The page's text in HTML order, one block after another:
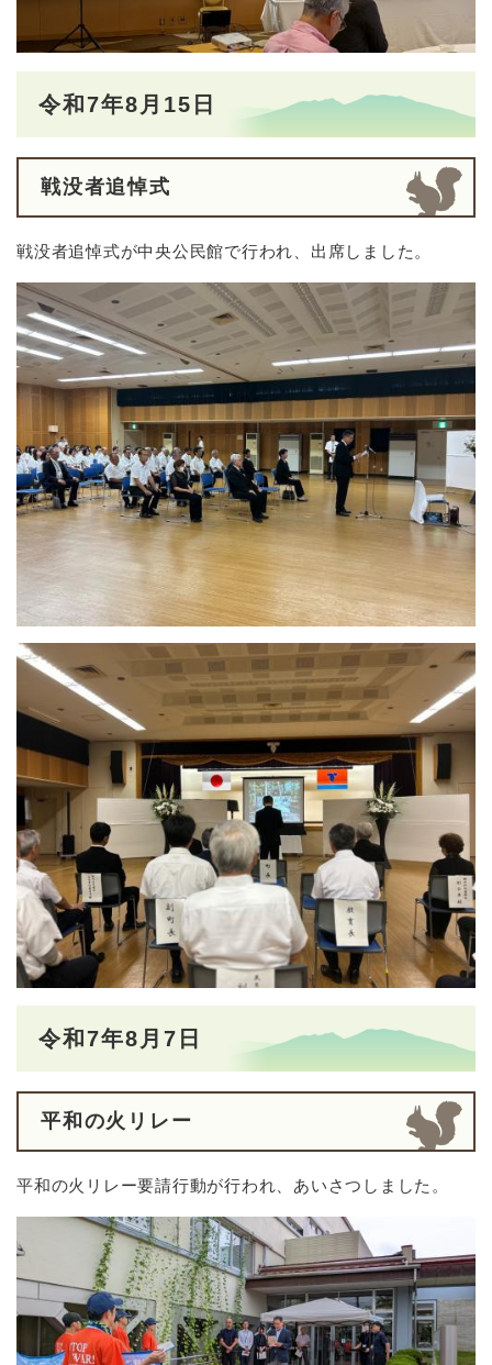
令和7年8月15日
戦没者追悼式
戦没者追悼式が中央公民館で行われ、出席しました。
令和7年8月7日
平和の火リレー
平和の火リレー要請行動が行われ、あいさつしました。